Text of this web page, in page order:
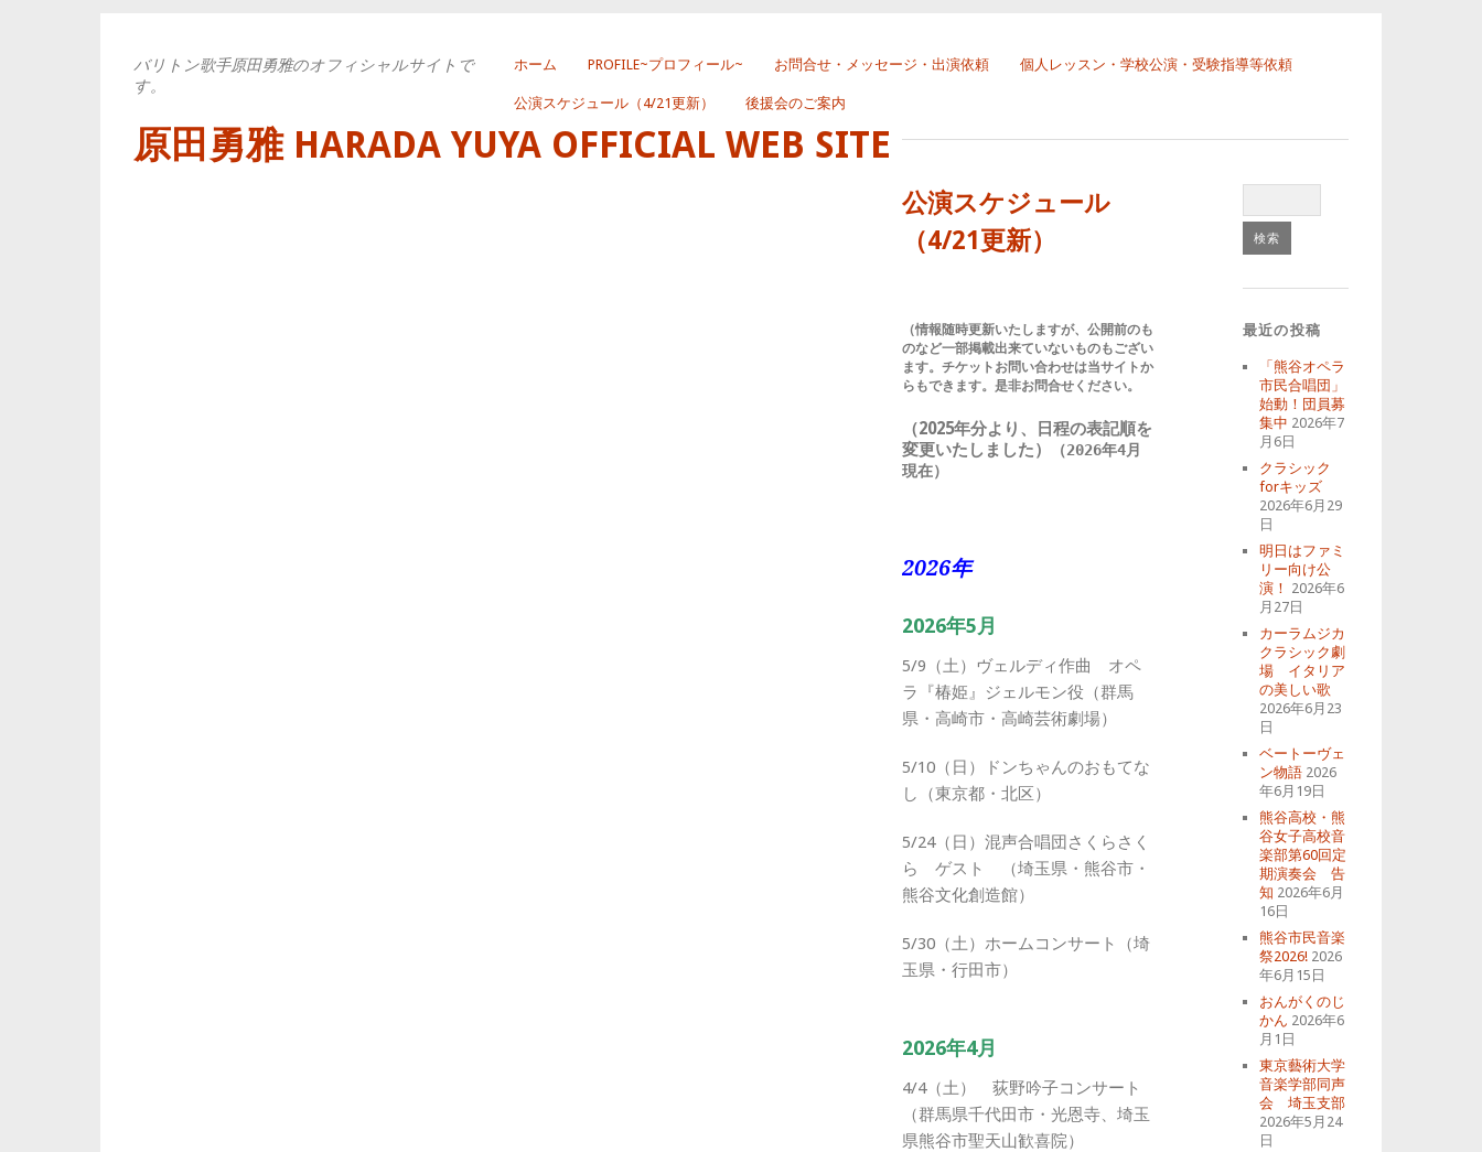
ホーム PROFILE~プロフィール~ お問合せ・メッセージ・出演依頼 個人レッスン・学校公演・受験指導等依頼
公演スケジュール（4/21更新） 後援会のご案内
原田勇雅 HARADA YUYA OFFICIAL WEB SITE
バリトン歌手原田勇雅のオフィシャルサイトで
す。
公演スケジュール
（4/21更新）
（情報随時更新いたしますが、公開前のも
のなど一部掲載出来ていないものもござい
ます。チケットお問い合わせは当サイトか
らもできます。是非お問合せください。
（2025年分より、日程の表記順を
変更いたしました）
（2026年4月
現在）
2026年
2026年5月
5/9（土）ヴェルディ作曲 オペ
ラ『椿姫』ジェルモン役（群馬
県・高崎市・高崎芸術劇場）
5/10（日）ドンちゃんのおもてな
し（東京都・北区）
5/24（日）混声合唱団さくらさく
ら ゲスト （埼玉県・熊谷市・
熊谷文化創造館）
5/30（土）ホームコンサート（埼
玉県・行田市）
2026年4月
4/4（土） 荻野吟子コンサート
（群馬県千代田市・光恩寺、埼玉
県熊谷市聖天山歓喜院）
最近の投稿
「熊谷オペラ
市民合唱団」
始動！団員募
集中 2026年7
月6日
クラシック
forキッズ
2026年6月29
日
明日はファミ
リー向け公
演！ 2026年6
月27日
カーラムジカ
クラシック劇
場 イタリア
の美しい歌
2026年6月23
日
ベートーヴェ
ン物語 2026
年6月19日
熊谷高校・熊
谷女子高校音
楽部第60回定
期演奏会 告
知 2026年6月
16日
熊谷市民音楽
祭2026! 2026
年6月15日
おんがくのじ
かん 2026年6
月1日
東京藝術大学
音楽学部同声
会 埼玉支部
2026年5月24
日